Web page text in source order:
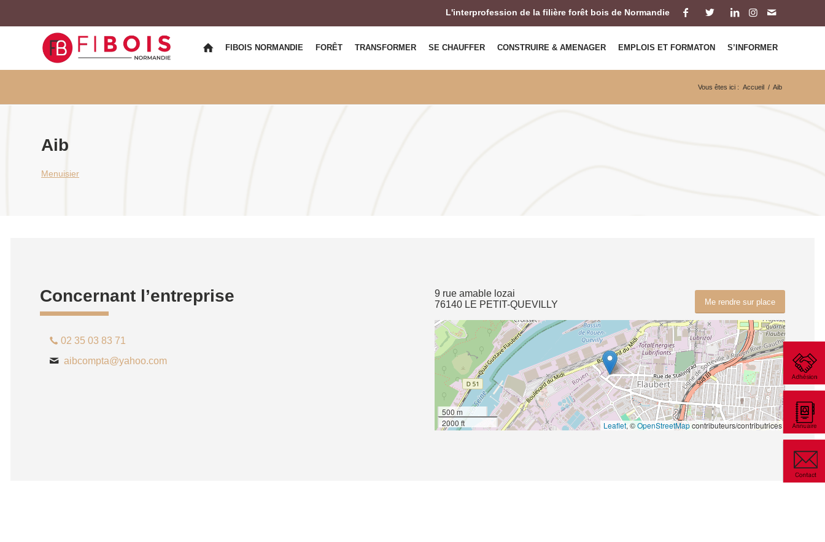
L'interprofession de la filière forêt bois de Normandie
FIBOIS NORMANDIE FORÊT TRANSFORMER SE CHAUFFER CONSTRUIRE & AMENAGER EMPLOIS ET FORMATON S’INFORMER
Vous êtes ici : Accueil / Aib
Aib
Menuisier
Concernant l’entreprise
02 35 03 83 71
aibcompta@yahoo.com
Me rendre sur place
9 rue amable lozai
76140 LE PETIT-QUEVILLY
500 m
2000 ft
Leaflet, ©OpenStreetMapcontributeurs/contributrices